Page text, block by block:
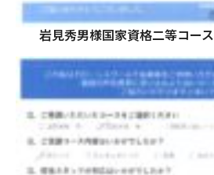
岩見秀男様国家資格二等コース